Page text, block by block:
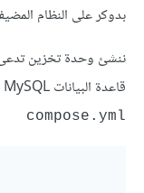
بدوكر على النظام
ننشئ وحدة تخزين
قاعدة البيانات MySQL بوضع البيانات التالية ضمن ملف
compose.yml